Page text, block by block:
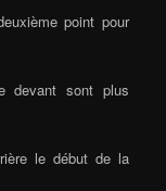
point pour
devant sont plus
le début de la